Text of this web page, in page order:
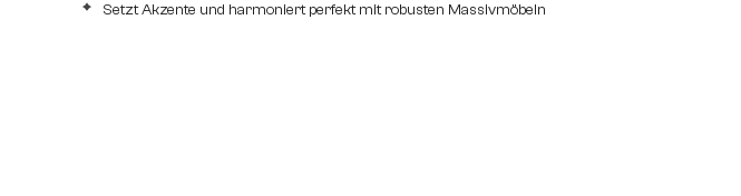
Setzt Akzente und harmoniert perfekt mit robusten Massivmöbeln